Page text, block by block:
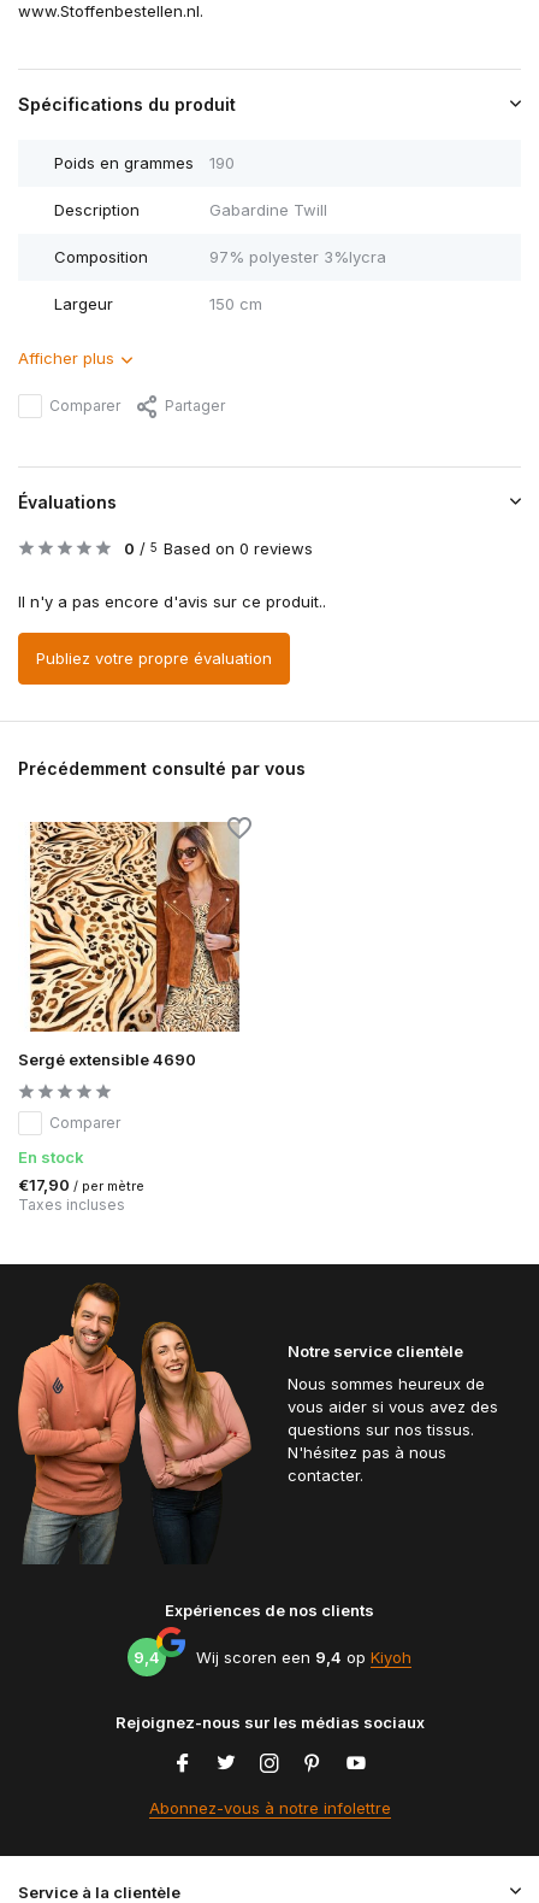
www.Stoffenbestellen.nl.
Spécifications du produit
Poids en grammes 190
Description Gabardine Twill
Composition 97% polyester 3%lycra
Largeur 150 cm
Afficher plus
Comparer Partager
Évaluations
0 / 5 Based on 0 reviews
Il n'y a pas encore d'avis sur ce produit..
Publiez votre propre évaluation
Précédemment consulté par vous
Sergé extensible 4690
Comparer
En stock
€17,90 / per mètre
Taxes incluses
Notre service clientèle
Nous sommes heureux de
vous aider si vous avez des
questions sur nos tissus.
N'hésitez pas à nous
contacter.
Expériences de nos clients
9,4 Wij scoren een 9,4 op Kiyoh
Rejoignez-nous sur les médias sociaux
Abonnez-vous à notre infolettre
Service à la clientèle